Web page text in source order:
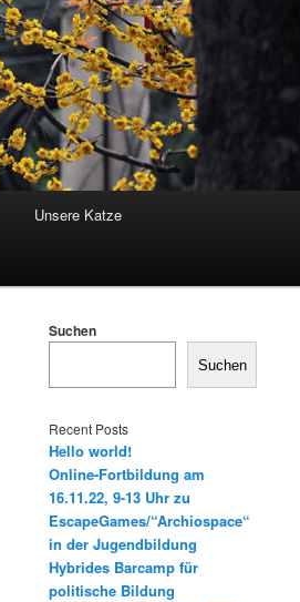
Unsere Katze
Suchen
Suchen
Recent Posts
Hello world!
Online-Fortbildung am
16.11.22, 9-13 Uhr zu
EscapeGames/“Archiospace“
in der Jugendbildung
Hybrides Barcamp für
politische Bildung